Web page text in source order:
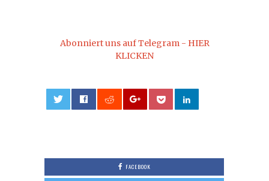
Abonniert uns auf Telegram - HIER
KLICKEN
FACEBOOK